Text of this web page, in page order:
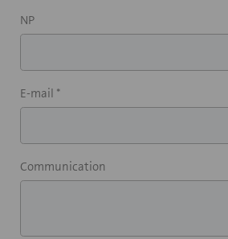
NP
E-mail *
Communication